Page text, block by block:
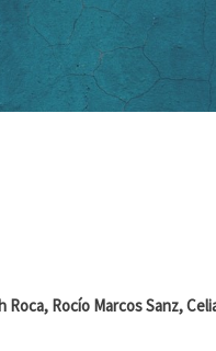
Rocío Marcos Sanz,